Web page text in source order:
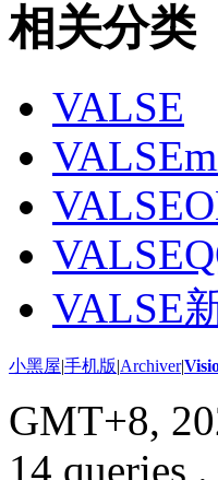
相关分类
VALSE
VALSE
小黑屋|手机版|Archiver|
GMT+8,
14 queries .